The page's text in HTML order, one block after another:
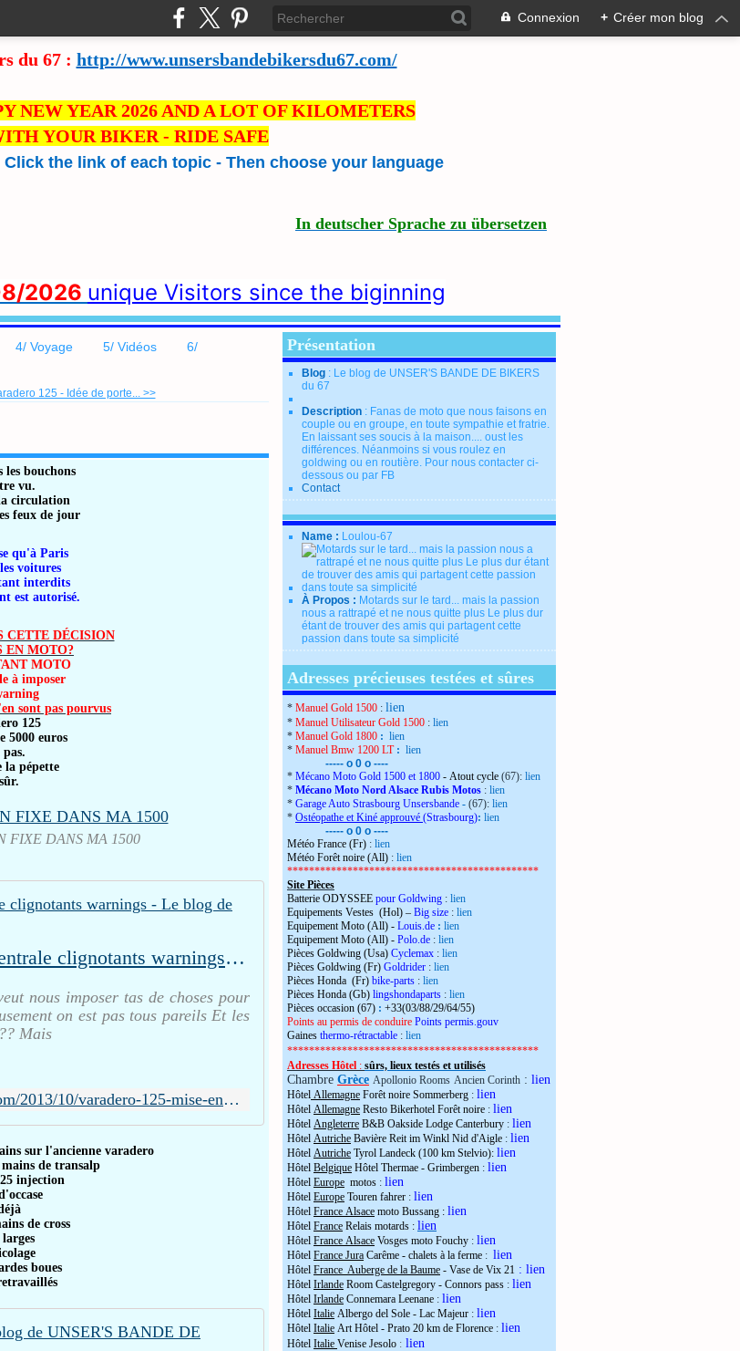
Connexion + Créer mon blog
du 67 : http://www.unsersbandebikersdu67.com/
NEW YEAR 2026 AND A LOT OF KILOMETERS
YOUR BIKER - RIDE SAFE
the link of each topic - Then choose your language
In deutscher Sprache zu übersetzen
2026 unique Visitors since the biginning
4/ Voyage 5/ Vidéos
6/
125 - Idée de porte... >>
les bouchons
vu.
circulation
feux de jour
qu'à Paris
voitures
interdits
est autorisé.
CETTE DÉCISION
EN MOTO?
MOTO
à imposer
sont pas pourvus
125
5000 euros
la pépette
FIXE DANS MA 1500
Varadero 125 - mise en place centrale clignotants warnings - Le blog de UNSER'S BANDE DE BIKERS du 67
nous imposer tas de choses pour
on est pas tous pareils Et les
Mais
http://www.unsersbandebikersdu67.com/2013/10/varadero-125-mise-en-place-centrale-clignotants-warnings.html
sur l'ancienne varadero
mains de transalp
injection
de cross
boues
Présentation
Blog : Le blog de UNSER'S BANDE DE BIKERS
du 67
Description : Fanas de moto que nous faisons en
couple ou en groupe, en toute sympathie et fratrie.
En laissant ses soucis à la maison.... oust les
différences. Néanmoins si vous roulez en
goldwing ou en routière. Pour nous contacter ci-
dessous ou par FB
Contact
Name : Loulou-67
À Propos : Motards sur le tard... mais la passion
nous a rattrapé et ne nous quitte plus Le plus dur
étant de trouver des amis qui partagent cette
passion dans toute sa simplicité
Adresses précieuses testées et sûres
* Manuel Gold 1500 : lien
* Manuel Utilisateur Gold 1500 : lien
* Manuel Gold 1800 : lien
* Manuel Bmw 1200 LT: lien
----- o 0 o ----
* Mécano Moto Gold 1500 et 1800 - Atout cycle (67): lien
* Mécano Moto Nord Alsace Rubis Motos : lien
* Garage Auto Strasbourg Unsersbande - (67): lien
* Ostéopathe et Kiné approuvé (Strasbourg): lien
----- o 0 o ----
Météo France (Fr) : lien
Météo Forêt noire (All) : lien
**********************************************
Site Pièces
Batterie ODYSSEE pour Goldwing : lien
Equipements Vestes (Hol) – Big size : lien
Equipement Moto (All) - Louis.de : lien
Equipement Moto (All) - Polo.de : lien
Pièces Goldwing (Usa) Cyclemax : lien
Pièces Goldwing (Fr) Goldrider : lien
Pièces Honda (Fr) bike-parts : lien
Pièces Honda (Gb) lingshondaparts : lien
Pièces occasion (67) : +33(03/88/29/64/55)
Points au permis de conduire Points permis.gouv
Gaines thermo-rétractable : lien
**********************************************
Adresses Hôtel : sûrs, lieux testés et utilisés
Chambre Grèce Apollonio Rooms Ancien Corinth : lien
Hôtel Allemagne Forêt noire Sommerberg : lien
Hôtel Allemagne Resto Bikerhotel Forêt noire : lien
Hôtel Angleterre B&B Oakside Lodge Canterbury : lien
Hôtel Autriche Bavière Reit im Winkl Nid d'Aigle : lien
Hôtel Autriche Tyrol Landeck (100 km Stelvio): lien
Hôtel Belgique Hôtel Thermae - Grimbergen : lien
Hôtel Europe motos : lien
Hôtel Europe Touren fahrer : lien
Hôtel France Alsace moto Bussang : lien
Hôtel France Relais motards : lien
Hôtel France Alsace Vosges moto Fouchy : lien
Hôtel France Jura Carême - chalets à la ferme : lien
Hôtel France Auberge de la Baume - Vase de Vix 21 : lien
Hôtel Irlande Room Castelgregory - Connors pass : lien
Hôtel Irlande Connemara Leenane : lien
Hôtel Italie Albergo del Sole - Lac Majeur : lien
Hôtel Italie Art Hôtel - Prato 20 km de Florence : lien
Hôtel Italie Venise Jesolo : lien